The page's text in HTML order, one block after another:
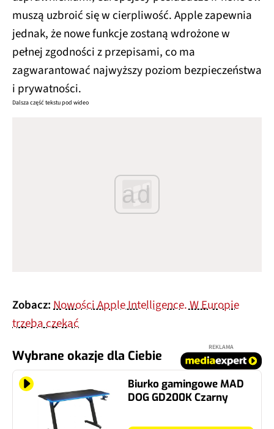
muszą uzbroić się w cierpliwość. Apple zapewnia
jednak, że nowe funkcje zostaną wdrożone w
pełnej zgodności z przepisami, co ma
zagwarantować najwyższy poziom bezpieczeństwa
i prywatności.
Dalsza część tekstu pod wideo
ad
Zobacz:Nowości Apple Intelligence. W Europie
trzeba czekać
Wybrane okazje dla Ciebie
REKLAMA
Biurko gamingowe MAD
DOG GD200K Czarny